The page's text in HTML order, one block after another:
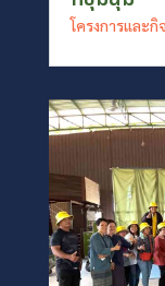
โครงการและกิ